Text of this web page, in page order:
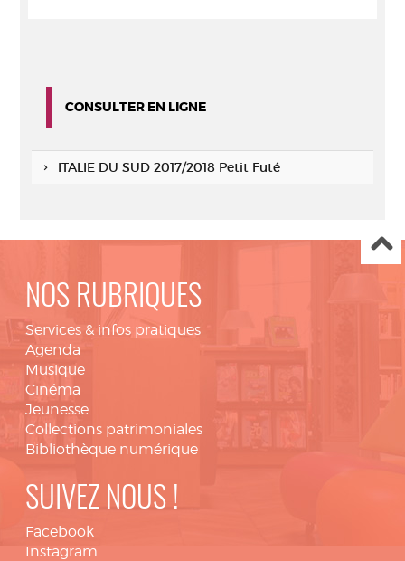
CONSULTER EN LIGNE
ITALIE DU SUD 2017/2018 Petit Futé
NOS RUBRIQUES
Services & infos pratiques
Agenda
Musique
Cinéma
Jeunesse
Collections patrimoniales
Bibliothèque numérique
SUIVEZ NOUS !
Facebook
Instagram